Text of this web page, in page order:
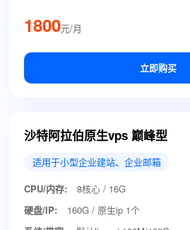
1800元/月
立即购买
沙特阿拉伯原生vps 巅峰型
适用于小型企业建站、企业邮箱
CPU/内存:
8核心 / 16G
硬盘/IP:
160G / 原生ip 1个